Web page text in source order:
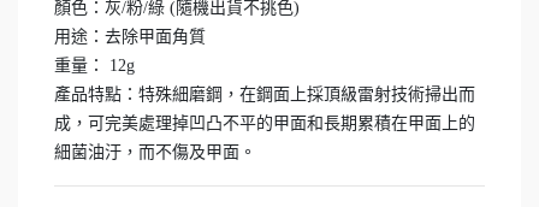
顏色：灰/粉/綠 (隨機出貨不挑色)
用途：去除甲面角質
重量： 12g
產品特點：特殊細磨鋼，在鋼面上採頂級雷射技術掃出而
成，可完美處理掉凹凸不平的甲面和長期累積在甲面上的
細菌油汙，而不傷及甲面。